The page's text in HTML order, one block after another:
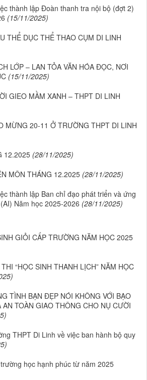
thành lập Đoàn thanh tra nội bộ (đợt 2)
(15/11/2025)
THỂ DỤC THỂ THAO CỤM DI LINH
LỚP – LAN TỎA VĂN HÓA ĐỌC, NƠI
(15/11/2025)
GIEO MẦM XANH – THPT DI LINH
MỪNG 20-11 Ở TRƯỜNG THPT DI LINH
12.2025 (28/11/2025)
MÔN THÁNG 12.2025 (28/11/2025)
thành lập Ban chỉ đạo phát triển và ứng
Năm học 2025-2026 (28/11/2025)
GIỎI CẤP TRƯỜNG NĂM HỌC 2025
“HỌC SINH THANH LỊCH” NĂM HỌC
TÌNH BẠN ĐẸP NÓI KHÔNG VỚI BẠO
TOÀN GIAO THÔNG CHO NỤ CƯỜI
THPT Di Linh về việc ban hành bộ quy
học hạnh phúc từ năm 2025